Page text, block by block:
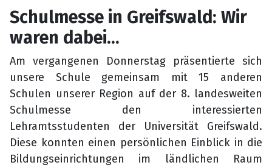
Schulmesse in Greifswald: Wir
waren dabei...
Am vergangenen Donnerstag präsentierte sich
unsere Schule gemeinsam mit 15 anderen
Schulen unserer Region auf der 8. landesweiten
Schulmesse den interessierten
Lehramtsstudenten der Universität Greifswald.
Diese konnten einen persönlichen Einblick in die
Bildungseinrichtungen im ländlichen Raum